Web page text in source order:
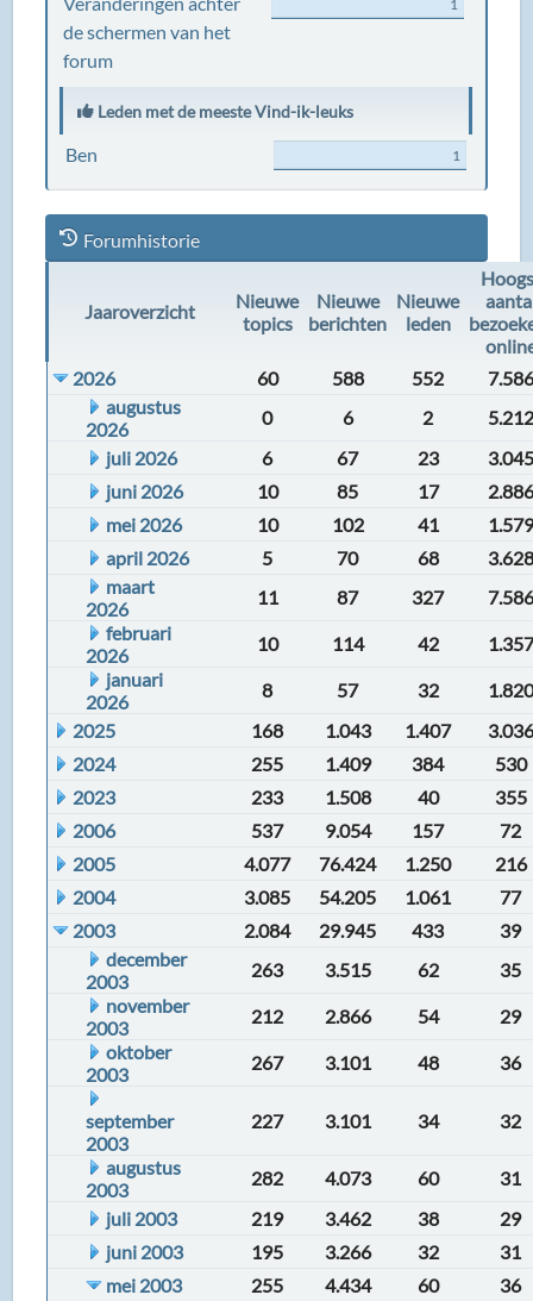
de schermen van het
forum
1
Leden met de meeste Vind-ik-leuks
Ben 1
Forumhistorie
Jaaroverzicht
Nieuwe
topics
Nieuwe
berichten
Nieuwe
leden
2026
60 588 552
7.586
augustus
2026
0 6 2
5.212
juli 2026
6 67 23
3.045
juni 2026
10 85 17
2.886
mei 2026
10 102 41
1.579
april 2026
5 70 68
3.628
maart
2026
11 87 327
7.586
februari
2026
10 114 42
1.357
januari
2026
8 57 32
1.820
2025
168 1.043 1.407
3.036
2024
255 1.409 384
530
2023
233 1.508 40
355
2006
537 9.054 157
72
2005
4.077 76.424 1.250
216
2004
3.085 54.205 1.061
77
2003
2.084 29.945 433
39
december
2003
263 3.515 62
35
november
2003
212 2.866 54
29
oktober
2003
267 3.101 48 36
september
2003
227 3.101 34 32
augustus
2003
282 4.073 60
31
juli 2003
219 3.462 38
29
juni 2003
195 3.266 32
31
mei 2003
255 4.434 60
36